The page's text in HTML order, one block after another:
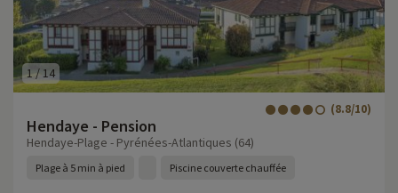
1/ 14
Hendaye - Pension
(8.8/10)
Hendaye-Plage - Pyrénées-Atlantiques (64)
Plage à 5 min à pied Piscine couverte chauffée